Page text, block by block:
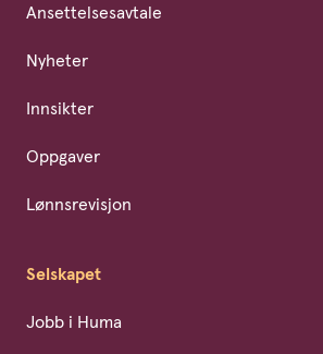
Ansettelsesavtale
Nyheter
Innsikter
Oppgaver
Lønnsrevisjon
Selskapet
Jobb i Huma